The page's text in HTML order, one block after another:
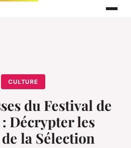
CULTURE
du Festival de
Décrypter les
la Sélection